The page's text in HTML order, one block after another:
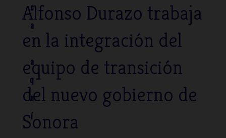
c
a
a
q
u
í
Alfonso Durazo trabaja
en la integración del
equipo de transición
del nuevo gobierno de
Sonora